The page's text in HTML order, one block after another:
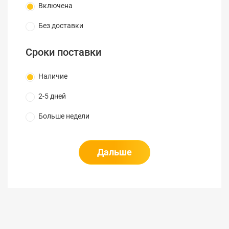
Включена
Без доставки
Сроки поставки
Наличие
2-5 дней
Больше недели
Дальше